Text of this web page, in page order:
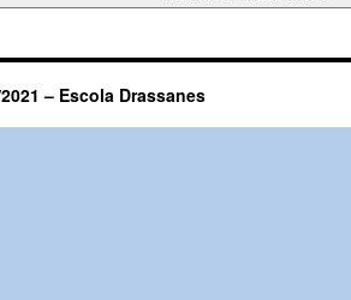
– Escola Drassanes